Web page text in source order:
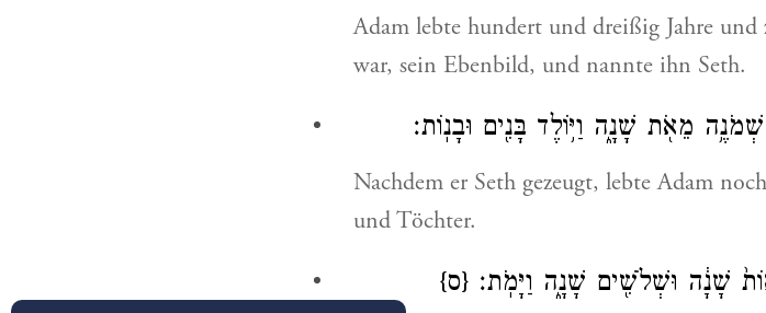
Adam lebte hundert und dreißig Jahre
war, sein Ebenbild, und nannte ihn Seth.
מֵאֹ֖ת שָׁנָ֑ה וַיּ֥וֹלֶד בָּנִ֖ים וּבָנֽוֹת׃
Nachdem er Seth gezeugt, lebte Adam
und Töchter.
שָׁנָ֔ה וּשְׁלֹשִׁ֖ים שָׁנָ֑ה וַיָּמֹֽת׃ {ס}